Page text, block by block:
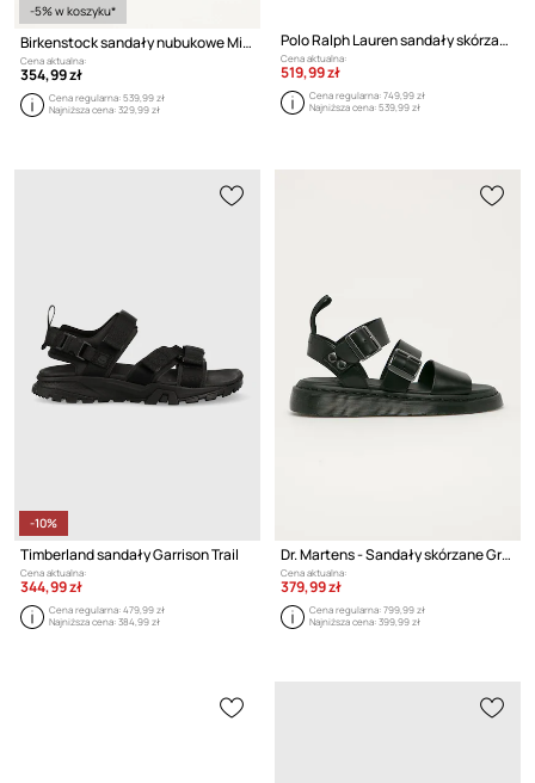
-5% w koszyku*
Birkenstock sandały nubukowe Milano
Cena aktualna:
354,99 zł
Cena regularna:539,99 zł
Najniższa cena:329,99 zł
Polo Ralph Lauren sandały skórzane Zane
Cena aktualna:
519,99 zł
Cena regularna:749,99 zł
Najniższa cena:539,99 zł
-10%
Timberland sandały Garrison Trail
Cena aktualna:
344,99 zł
Cena regularna:479,99 zł
Najniższa cena:384,99 zł
Dr. Martens - Sandały skórzane Gryphon
Cena aktualna:
379,99 zł
Cena regularna:799,99 zł
Najniższa cena:399,99 zł